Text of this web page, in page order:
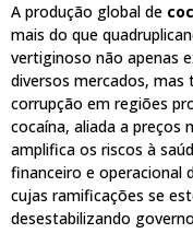
A produção global de
mais do que
vertiginoso não apenas
diversos mercados,
corrupção em regiões
cocaína, aliada a preços
amplifica os riscos à
financeiro e operacional
cujas ramificações se
desestabilizando